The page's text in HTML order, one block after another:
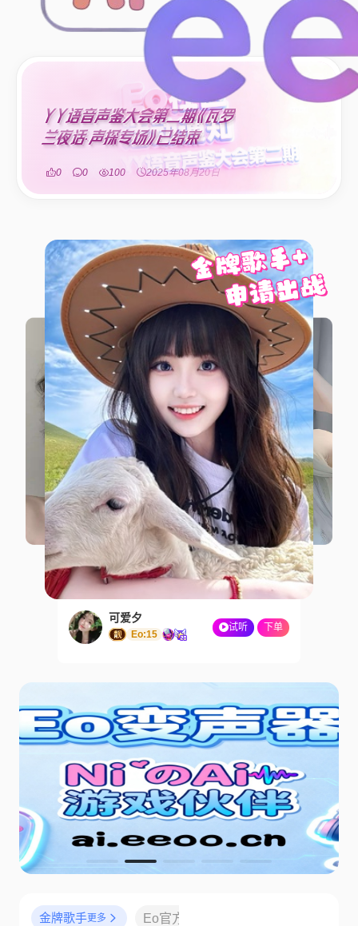
YY语音声鉴大会第二期《瓦罗
兰夜话·声探专场》已结束
0 0 100 2025年08月20日
可爱夕
Eo:15
试听 下单
金牌歌手更多 Eo官方人员